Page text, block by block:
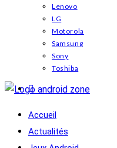
Lenovo
LG
Motorola
Samsung
Sony
Toshiba
Accueil
Actualités